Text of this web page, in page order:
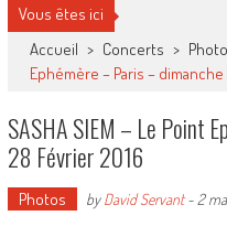
Vous êtes ici
Accueil > Concerts >
Ephémère – Paris –
SASHA SIEM – Le Point
28 Février 2016
Photos byDavid Servant- 2